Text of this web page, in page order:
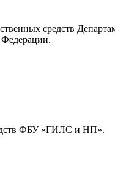
средств
ФБУ «ГИЛС и НП».